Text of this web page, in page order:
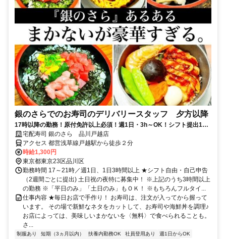
銀のさらでのお寿司のデリバリースタッフ 夕方以降
17時以降の勤務！原付免許以上必須！週1日・3h～OK！シフト提出1週
間毎★社割最大50％オフ！ 都営浅草線戸越駅徒歩2分
宅配寿司 銀のさら 品川戸越店
アクセス 都営浅草線戸越駅から徒歩２分
時給1,300円
東京都東京23区品川区
勤務時間 17～21時／週1日、1日3時間以上 ★シフト自由・自己申告
（2週間ごとに提出) 土日祝の夜特に募集中！ ※上記のうち3時間以上
の勤務 ※「平日のみ」「土日のみ」もＯＫ！ ※もちろんフルタイ...
仕事内容 ★毎日お店で手作り！ お寿司は、注文が入ってから握って
います。 その場で新鮮なネタをカットして、お寿司や海鮮丼を調理♪
お店によっては、美味しいまかないを〈無料〉で食べられることも。
さ...
制服あり 短期（3ヵ月以内） 扶養内勤務OK 社員登用あり
週1日からOK